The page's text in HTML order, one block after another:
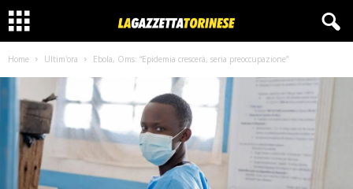
Home Ultim'ora Ebola, Oms: “Epidemia crescerà, seria preoccupazione”